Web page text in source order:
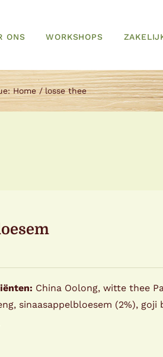
ONS WORKSHOPS
Home losse thee
China Oolong, witte thee
sinaasappelbloesem (2%), goji